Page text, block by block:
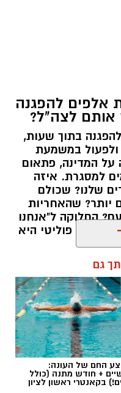
צילומים מאירוע
נשמח שתשתפו
אלפים להפגנה
אותם לצה"ל?
בתוך שעות,
ולפעול במשמעת
המדינה, פתאום
למסגרת. איזה
שלנו? שכולם
יותר? שהאחריות
החלוקה ל"אנחנו
ויכוח פוליטי היא
מבפנים.
גם
החם של העונה:
+ חודש מתנה (כולל
בקאנטרי ראשון לציון